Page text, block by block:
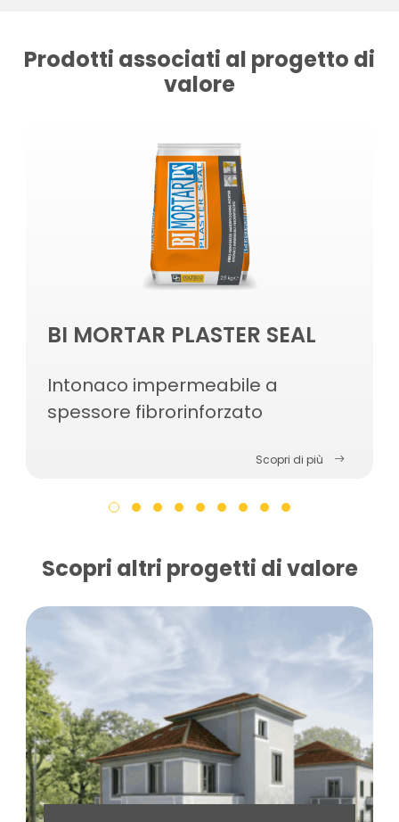
Prodotti associati al progetto di
valore
BI MORTAR PLASTER SEAL
Intonaco impermeabile a
spessore fibrorinforzato
Scopri di più
Scopri altri progetti di valore